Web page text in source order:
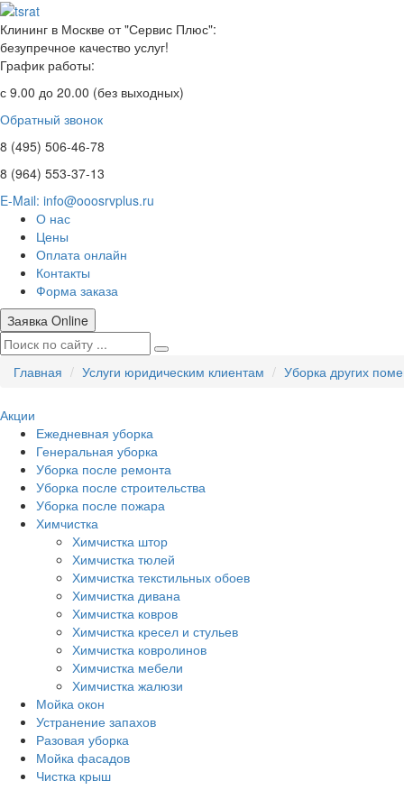
Клининг в Москве от "Сервис Плюс":
безупречное качество услуг!
График работы:
с 9.00 до 20.00 (без выходных)
Обратный звонок
8 (495) 506-46-78
8 (964) 553-37-13
E-Mail: info@ooosrvplus.ru
О нас
Цены
Оплата онлайн
Контакты
Форма заказа
Заявка Online
Главная Услуги юридическим клиентам Уборка других
Акции
Ежедневная уборка
Генеральная уборка
Уборка после ремонта
Уборка после строительства
Уборка после пожара
Химчистка
Химчистка штор
Химчистка тюлей
Химчистка текстильных обоев
Химчистка дивана
Химчистка ковров
Химчистка кресел и стульев
Химчистка ковролинов
Химчистка мебели
Химчистка жалюзи
Мойка окон
Устранение запахов
Разовая уборка
Мойка фасадов
Чистка крыш